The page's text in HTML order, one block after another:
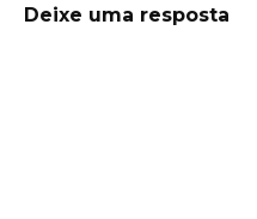
Deixe uma resposta